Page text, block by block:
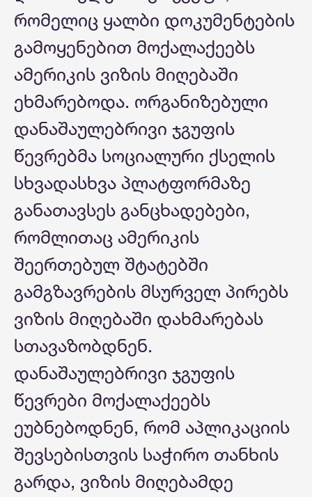
რომელიც ყალბი დოკუმენტების
გამოყენებით მოქალაქეებს
ამერიკის ვიზის მიღებაში
ეხმარებოდა. ორგანიზებული
დანაშაულებრივი ჯგუფის
წევრებმა სოციალური ქსელის
სხვადასხვა პლატფორმაზე
განათავსეს განცხადებები,
რომლითაც ამერიკის
შეერთებულ შტატებში
გამგზავრების მსურველ პირებს
ვიზის მიღებაში დახმარებას
სთავაზობდნენ.
დანაშაულებრივი ჯგუფის
წევრები მოქალაქეებს
ეუბნებოდნენ, რომ აპლიკაციის
შევსებისთვის საჭირო თანხის
გარდა, ვიზის მიღებამდე